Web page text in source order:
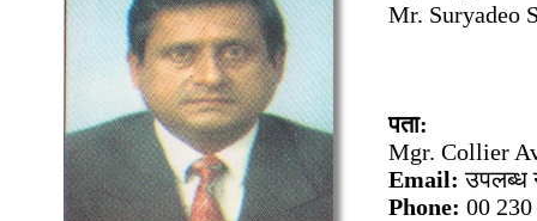
Mr. Suryadeo
पता:
Mgr. Collier
Email:उपलब्ध
Phone: 00